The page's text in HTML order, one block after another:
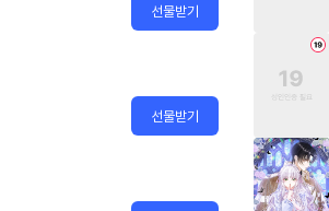
선물받기
선물받기